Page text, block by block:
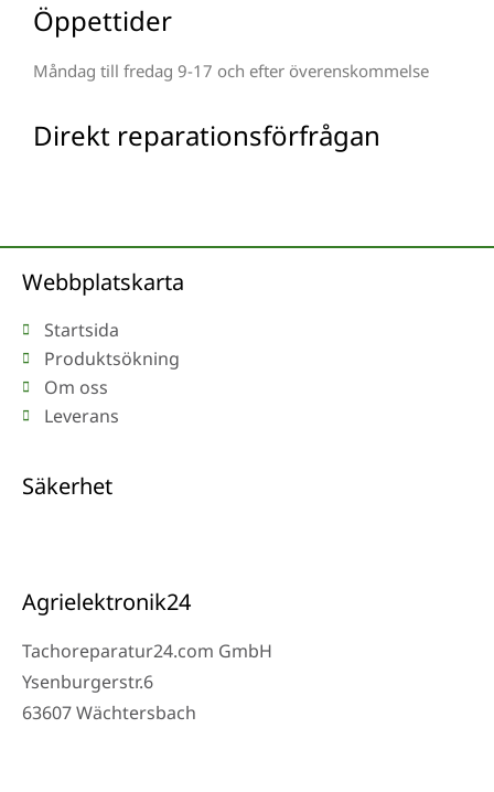
Öppettider
Måndag till fredag 9-17 och efter överenskommelse
Direkt reparationsförfrågan
Webbplatskarta
Startsida
Produktsökning
Om oss
Leverans
Säkerhet
Agrielektronik24
Tachoreparatur24.com GmbH
Ysenburgerstr.6
63607 Wächtersbach